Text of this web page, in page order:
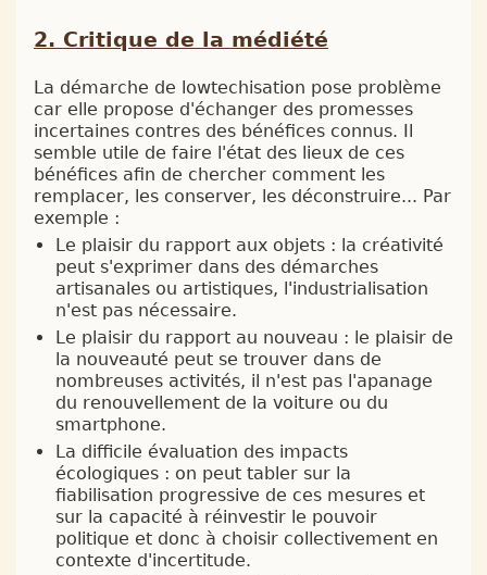
Critique de la médiété
La démarche de lowtechisation pose problème
car elle propose d'échanger des promesses
incertaines contres des bénéfices connus. Il
semble utile de faire l'état des lieux de ces
bénéfices afin de chercher comment les
remplacer, les conserver, les déconstruire... Par
exemple :
Le plaisir du rapport aux objets : la créativité
peut s'exprimer dans des démarches
artisanales ou artistiques, l'industrialisation
n'est pas nécessaire.
Le plaisir du rapport au nouveau : le plaisir de
la nouveauté peut se trouver dans de
nombreuses activités, il n'est pas l'apanage
du renouvellement de la voiture ou du
smartphone.
La difficile évaluation des impacts
écologiques : on peut tabler sur la
fiabilisation progressive de ces mesures et
sur la capacité à réinvestir le pouvoir
politique et donc à choisir collectivement en
contexte d'incertitude.